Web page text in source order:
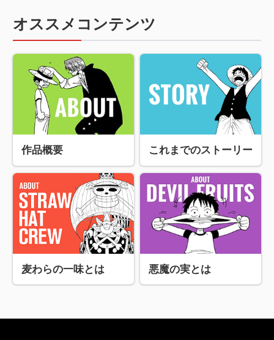
オススメコンテンツ
作品概要 これまでのストーリー
麦わらの一味とは 悪魔の実とは